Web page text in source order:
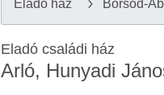
Eladó ház Borsod-
Eladó családi ház
Arló, Hunyadi